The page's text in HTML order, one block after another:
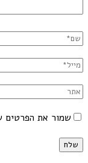
שמור את